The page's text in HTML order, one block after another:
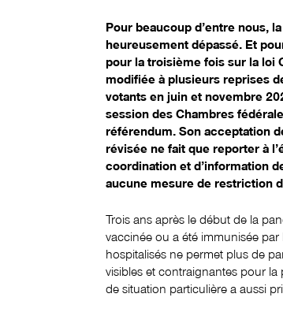
Pour beaucoup d’entre nous,
heureusement dépassé. Et
pour la troisième fois sur la loi
modifiée à plusieurs reprises
votants en juin et novembre
session des Chambres
référendum. Son acceptation
révisée ne fait que reporter à
coordination et d’information
aucune mesure de restriction
Trois ans après le début de la
vaccinée ou a été immunisée
hospitalisés ne permet plus de
visibles et contraignantes pour la
de situation particulière a aussi